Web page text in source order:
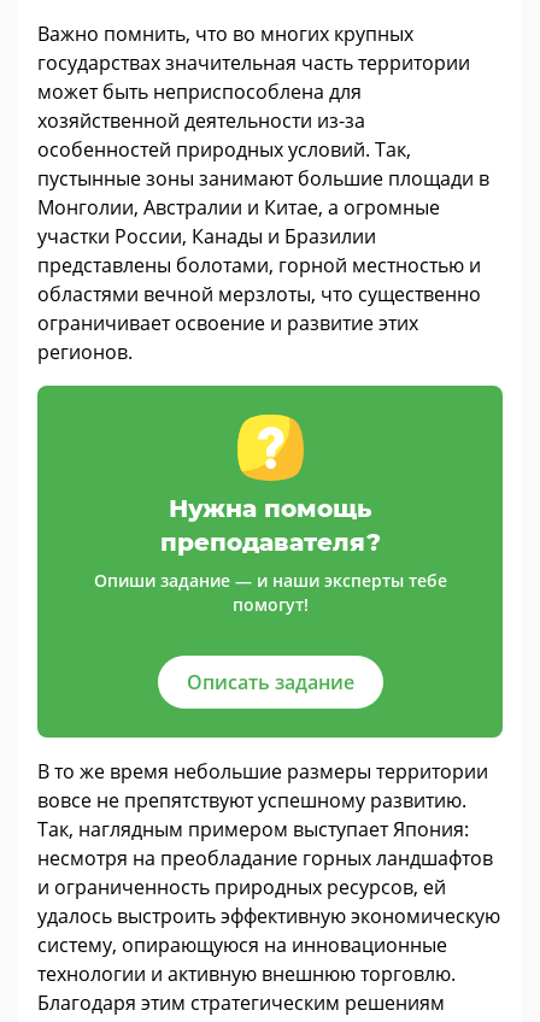
Важно помнить, что во многих крупных
государствах значительная часть территории
может быть неприспособлена для
хозяйственной деятельности из-за
особенностей природных условий. Так,
пустынные зоны занимают большие площади в
Монголии, Австралии и Китае, а огромные
участки России, Канады и Бразилии
представлены болотами, горной местностью и
областями вечной мерзлоты, что существенно
ограничивает освоение и развитие этих
регионов.
Нужна помощь
преподавателя?
Опиши задание — и наши эксперты тебе
помогут!
Описать задание
В то же время небольшие размеры территории
вовсе не препятствуют успешному развитию.
Так, наглядным примером выступает Япония:
несмотря на преобладание горных ландшафтов
и ограниченность природных ресурсов, ей
удалось выстроить эффективную экономическую
систему, опирающуюся на инновационные
технологии и активную внешнюю торговлю.
Благодаря этим стратегическим решениям